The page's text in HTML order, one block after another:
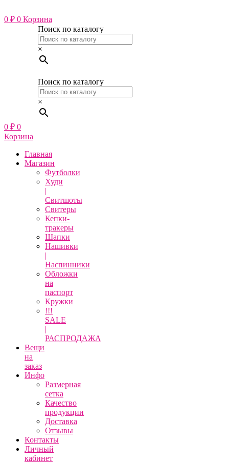
к
содержимому
0 ₽ 0 Корзина
Поиск по каталогу
×
Поиск по каталогу
×
0 ₽ 0
Корзина
Главная
Магазин
Футболки
Худи
|
Свитшоты
Свитеры
Кепки-
тракеры
Шапки
Нашивки
|
Наспинники
Обложки
на
паспорт
Кружки
!!!
SALE
|
РАСПРОДАЖА
Вещи
на
заказ
Инфо
Размерная
сетка
Качество
продукции
Доставка
Отзывы
Контакты
Личный
кабинет